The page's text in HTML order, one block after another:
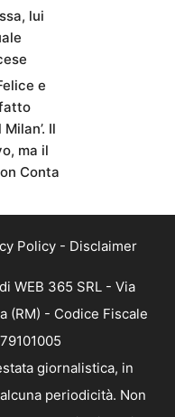
lui
e
Il
ma il
Conta
Policy - Disclaimer
WEB 365 SRL - Via
(RM) - Codice Fiscale
giornalistica, in
periodicità. Non